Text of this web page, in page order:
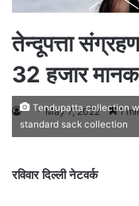
तेन्दूपत्ता
32 हजार मानक
May 7, 2022 1
Tendupatta collection
standard sack collection
रविवार दिल्ली नेटवर्क